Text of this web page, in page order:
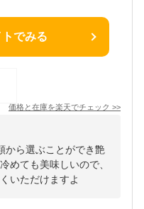
でみる
価格と在庫を楽天でチェック >>
から選ぶことができ艶
めても美味しいので、
いただけますよ